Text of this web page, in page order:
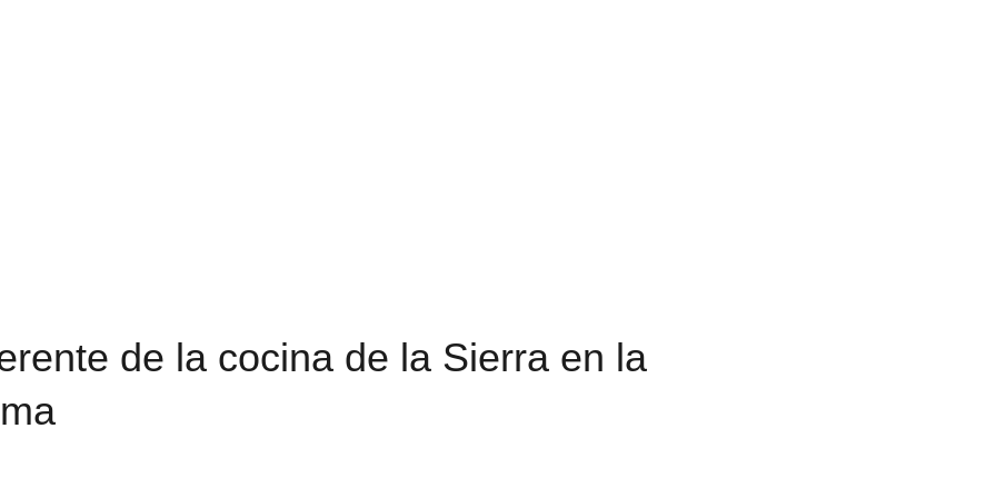
de la cocina de la Sierra en la